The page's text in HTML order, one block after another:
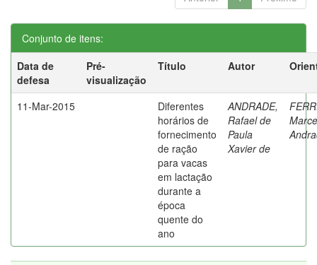
Conjunto de itens:
Data de
defesa
Pré-
visualização
Título Autor
11-Mar-2015
Diferentes
horários de
fornecimento
de ração
para vacas
em lactação
durante a
época
quente do
ano
ANDRADE,
Rafael de
Paula
Xavier de